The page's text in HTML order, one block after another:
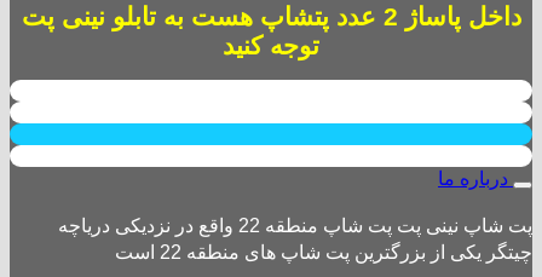
داخل پاساژ 2 عدد پتشاپ هست به تابلو نینی پت
توجه کنید
درباره ما
پت شاپ نینی پت پت شاپ منطقه 22 واقع در نزدیکی دریاچه
چیتگر یکی از بزرگترین پت شاپ های منطقه 22 است